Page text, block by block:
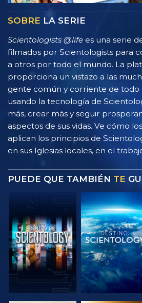
SOBRE LA SERIE
Scientologists @life es una serie
filmados por Scientologists para
a otros por todo el mundo. La
proporciona un vistazo a las
gente común y corriente de todo
usando la tecnología de
más, crear más y seguir
aspectos de sus vidas. Ve cómo
aplican los principios de
en sus Iglesias locales, en el
PUEDE QUE TAMBIÉN TE